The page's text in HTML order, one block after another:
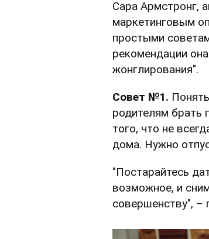
Сара Армстронг,
маркетинговым
простыми
рекомендации
жонглирования".
Совет №1.
родителям брать
того, что не
дома. Нужно
"Постарайтесь
возможное, и
совершенству", –